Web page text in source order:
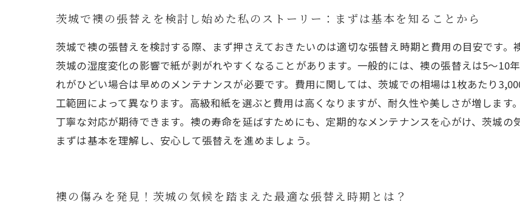
失敗しない襖張替えの費用対策！茨城で無駄なくリフォーム
茨城で襖の張替えを検討し始めた私のストーリー：まずは基本を知ることから
茨城で襖の張替えを検討する際、まず押さえておきたいのは適切な張替え時期と費用の目安です
茨城の湿度変化の影響で紙が剥がれやすくなることがあります。一般的には、襖の張替えは5〜10
れがひどい場合は早めのメンテナンスが必要です。費用に関しては、茨城での相場は1枚あたり
工範囲によって異なります。高級和紙を選ぶと費用は高くなりますが、耐久性や美しさが増しま
丁寧な対応が期待できます。襖の寿命を延ばすためにも、定期的なメンテナンスを心がけ、茨城の
まずは基本を理解し、安心して張替えを進めましょう。
襖の傷みを発見！茨城の気候を踏まえた最適な張替え時期とは？